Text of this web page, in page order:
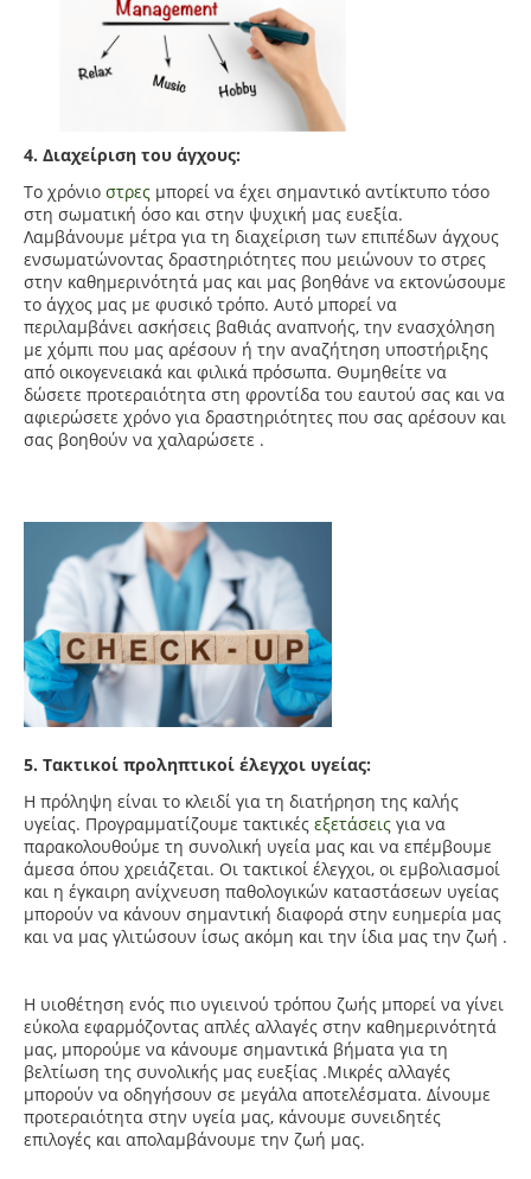
4. Διαχείριση του άγχους:
Το χρόνιο στρες μπορεί να έχει σημαντικό αντίκτυπο τόσο
στη σωματική όσο και στην ψυχική μας ευεξία.
Λαμβάνουμε μέτρα για τη διαχείριση των επιπέδων άγχους
ενσωματώνοντας δραστηριότητες που μειώνουν το στρες
στην καθημερινότητά μας και μας βοηθάνε να εκτονώσουμε
το άγχος μας με φυσικό τρόπο. Αυτό μπορεί να
περιλαμβάνει ασκήσεις βαθιάς αναπνοής, την ενασχόληση
με χόμπι που μας αρέσουν ή την αναζήτηση υποστήριξης
από οικογενειακά και φιλικά πρόσωπα. Θυμηθείτε να
δώσετε προτεραιότητα στη φροντίδα του εαυτού σας και να
αφιερώσετε χρόνο για δραστηριότητες που σας αρέσουν και
σας βοηθούν να χαλαρώσετε .
5. Τακτικοί προληπτικοί έλεγχοι υγείας:
Η πρόληψη είναι το κλειδί για τη διατήρηση της καλής
υγείας. Προγραμματίζουμε τακτικές εξετάσεις για να
παρακολουθούμε τη συνολική υγεία μας και να επέμβουμε
άμεσα όπου χρειάζεται. Οι τακτικοί έλεγχοι, οι εμβολιασμοί
και η έγκαιρη ανίχνευση παθολογικών καταστάσεων υγείας
μπορούν να κάνουν σημαντική διαφορά στην ευημερία μας
και να μας γλιτώσουν ίσως ακόμη και την ίδια μας την ζωή .
Η υιοθέτηση ενός πιο υγιεινού τρόπου ζωής μπορεί να γίνει
εύκολα εφαρμόζοντας απλές αλλαγές στην καθημερινότητά
μας, μπορούμε να κάνουμε σημαντικά βήματα για τη
βελτίωση της συνολικής μας ευεξίας .Μικρές αλλαγές
μπορούν να οδηγήσουν σε μεγάλα αποτελέσματα. Δίνουμε
προτεραιότητα στην υγεία μας, κάνουμε συνειδητές
επιλογές και απολαμβάνουμε την ζωή μας.